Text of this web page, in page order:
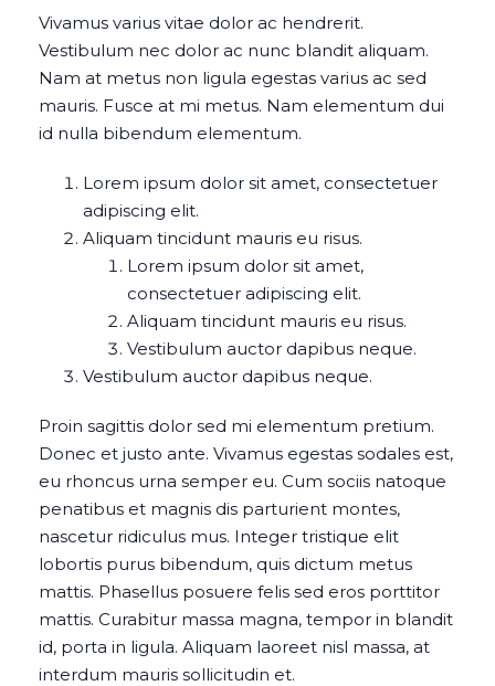
Vivamus varius vitae dolor ac hendrerit.
Vestibulum nec dolor ac nunc blandit aliquam.
Nam at metus non ligula egestas varius ac sed
mauris. Fusce at mi metus. Nam elementum dui
id nulla bibendum elementum.
Lorem ipsum dolor sit amet, consectetuer
adipiscing elit.
Aliquam tincidunt mauris eu risus.
Lorem ipsum dolor sit amet,
consectetuer adipiscing elit.
Aliquam tincidunt mauris eu risus.
Vestibulum auctor dapibus neque.
Vestibulum auctor dapibus neque.
Proin sagittis dolor sed mi elementum pretium.
Donec et justo ante. Vivamus egestas sodales est,
eu rhoncus urna semper eu. Cum sociis natoque
penatibus et magnis dis parturient montes,
nascetur ridiculus mus. Integer tristique elit
lobortis purus bibendum, quis dictum metus
mattis. Phasellus posuere felis sed eros porttitor
mattis. Curabitur massa magna, tempor in blandit
id, porta in ligula. Aliquam laoreet nisl massa, at
interdum mauris sollicitudin et.